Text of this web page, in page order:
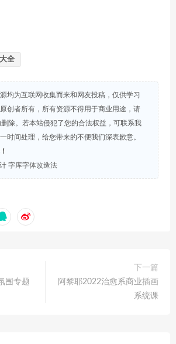
全
均为互联网收集而来和网友投稿，仅供学习
创者所有，所有资源不得用于商业用途，请
除。若本站侵犯了您的合法权益，可联系我
时间处理，给您带来的不便我们深表歉意。
字库字体改造法
围专题
下一篇
阿黎耶2022治愈系商业插画
系统课